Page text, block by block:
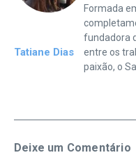
Tatiane Dias
Formada
fundadora
entre os
paixão, o
Deixe um Comentário